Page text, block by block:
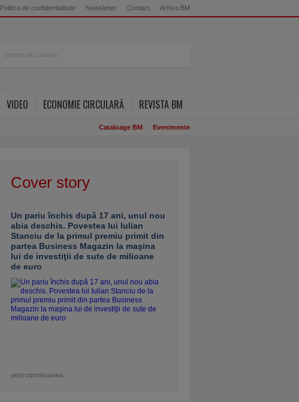
Politica de confidentialitate Newsletter Contact Arhiva BM
VIDEO ECONOMIE CIRCULARĂ REVISTA BM
Cataloage BM Evenimente
Cover story
Un pariu închis după 17 ani, unul nou
abia deschis. Povestea lui Iulian
Stanciu de la primul premiu primit din
partea Business Magazin la maşina
lui de investiţii de sute de milioane
de euro
vezi continuarea